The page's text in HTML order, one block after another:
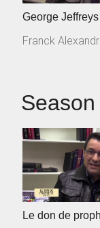
George Jeffreys
Franck
Season
Le don de